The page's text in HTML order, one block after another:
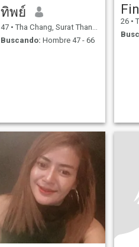
ทิพย์
47 • Tha Chang, Surat Thani, Tailandia
Buscando: Hombre 47 - 66
26 •